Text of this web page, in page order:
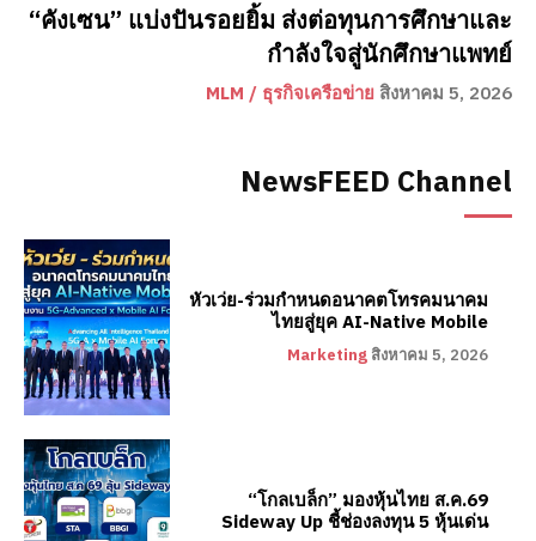
“คังเซน” แบ่งปันรอยยิ้ม ส่งต่อทุนการศึกษาและ
กำลังใจสู่นักศึกษาแพทย์
MLM / ธุรกิจเครือข่าย สิงหาคม 5, 2026
NewsFEED Channel
หัวเว่ย-ร่วมกำหนดอนาคตโทรคมนาคม
ไทยสู่ยุค AI-Native Mobile
Marketing สิงหาคม 5, 2026
“โกลเบล็ก” มองหุ้นไทย ส.ค.69
Sideway Up ชี้ช่องลงทุน 5 หุ้นเด่น